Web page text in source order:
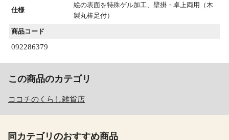
仕様
絵の表面を特殊ゲル加工、壁掛・卓上両用（木
製丸棒足付）
商品コード
092286379
この商品のカテゴリ
ココチのくらし雑貨店
同カテゴリのおすすめ商品